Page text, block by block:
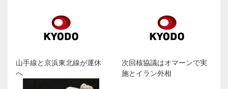
山手線と京浜東北線が運休
へ
次回核協議はオマーンで実
施とイラン外相